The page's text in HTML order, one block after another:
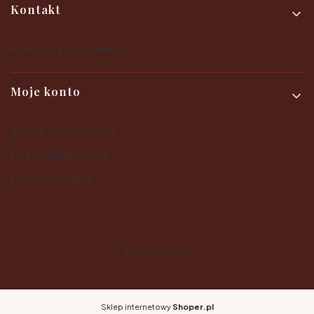
Kontakt
Moje konto
Sklep internetowy Shoper.pl